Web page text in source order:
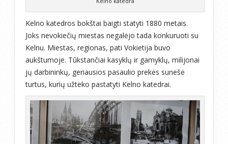
Kelno katedros bokštai baigti statyti 1880 metais.
Joks nevokiečių miestas negalėjo tada konkuruoti su
Kelnu. Miestas, regionas, pati Vokietija buvo
aukštumoje. Tūkstančiai kasyklų ir gamyklų, milijonai
jų darbininkų, geriausios pasaulio prekės sunešė
turtus, kurių užteko pastatyti Kelno katedrai.